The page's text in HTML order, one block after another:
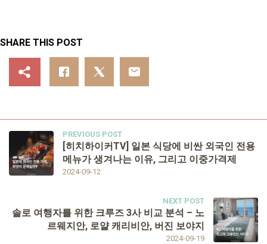
SHARE THIS POST
PREVIOUS POST
2024-09-12
[히치하이커TV] 일본 식당에 비싼 외국인 전용
메뉴가 생겨나는 이유, 그리고 이중가격제
NEXT POST
2024-09-19
솔로 여행자를 위한 크루즈 3사 비교 분석 – 노
르웨지안, 로얄 캐리비안, 버진 보야지